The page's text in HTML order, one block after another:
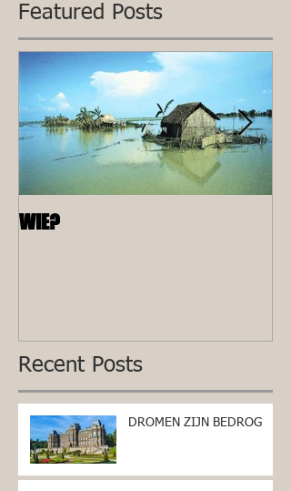
Featured Posts
Recent Posts
WIE?
DROMEN ZIJN BEDROG